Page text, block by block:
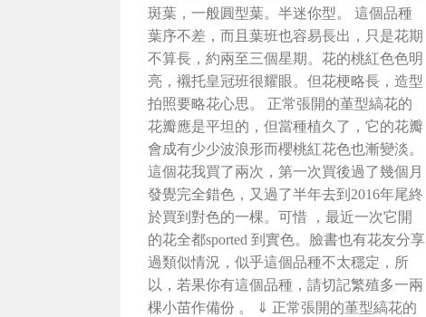
斑葉，一般圓型葉。半迷你型。 這個品種
葉序不差，而且葉班也容易長出，只是花期
不算長，約兩至三個星期。花的桃紅色色明
亮，襯托皇冠班很耀眼。但花梗略長，造型
拍照要略花心思。 正常張開的堇型縞花的
花瓣應是平坦的，但當種植久了，它的花瓣
會成有少少波浪形而櫻桃紅花色也漸變淡。
這個花我買了兩次，第一次買後過了幾個月
發覺完全錯色，又過了半年去到2016年尾終
於買到對色的一棵。可惜 ，最近一次它開
的花全都sported 到實色。臉書也有花友分享
過類似情況，似乎這個品種不太穩定，所
以，若果你有這個品種，請切記繁殖多一兩
棵小苗作備份 。 ⇓ 正常張開的堇型縞花的